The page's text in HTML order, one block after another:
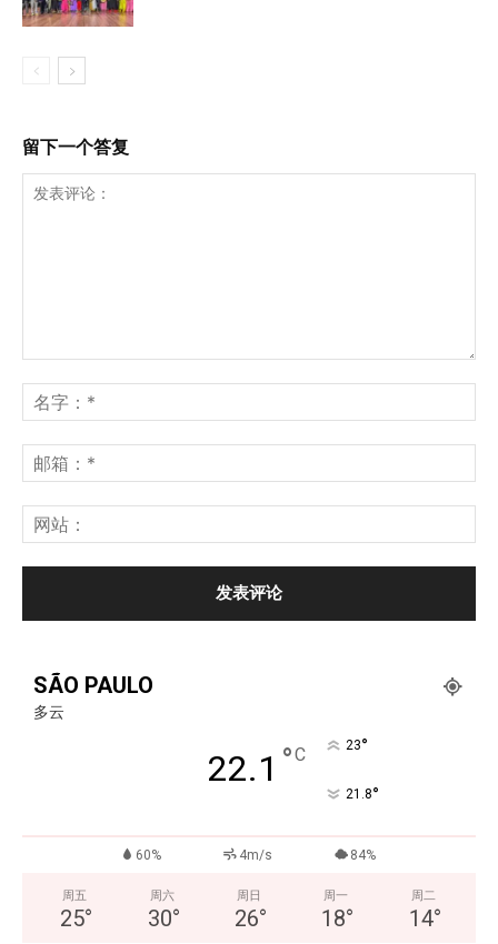
留下一个答复
SÃO PAULO
多云
22.1 °C 23°
21.8°
60% 4m/s 84%
周五
25°
周六
30°
周日
26°
周一
18°
周二
14°